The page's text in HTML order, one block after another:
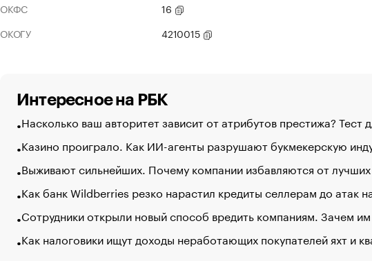
ОКФС
16
ОКОГУ
4210015
Интересное на РБК
Насколько ваш авторитет зависит от атрибутов престижа? Тест
Казино проиграло. Как ИИ-агенты разрушают букмекерскую
Выживают сильнейших. Почему компании избавляются от лучших
Как банк Wildberries резко нарастил кредиты селлерам до атак
Сотрудники открыли новый способ вредить компаниям. Зачем
Как налоговики ищут доходы неработающих покупателей яхт и